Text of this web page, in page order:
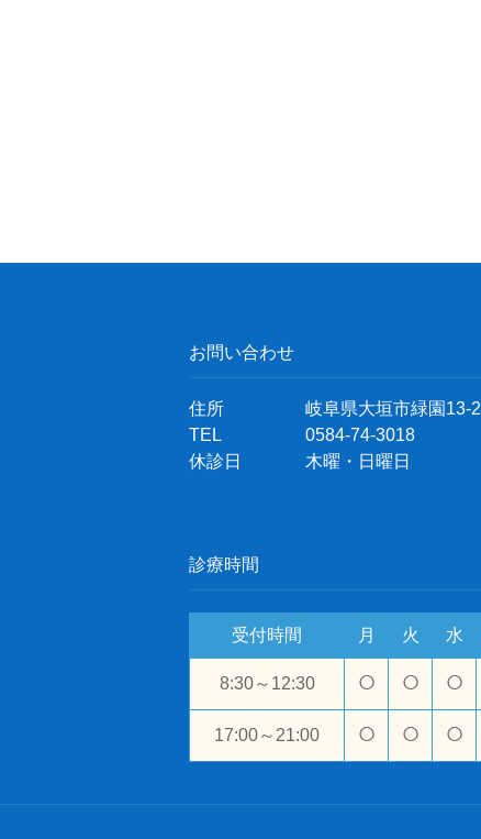
お問い合わせ
住所
岐阜県大垣市緑園13-2
TEL
0584-74-3018
休診日
木曜・日曜日
診療時間
受付時間 月 火 水
8:30～12:30 ○ ○ ○
17:00～21:00 ○ ○ ○